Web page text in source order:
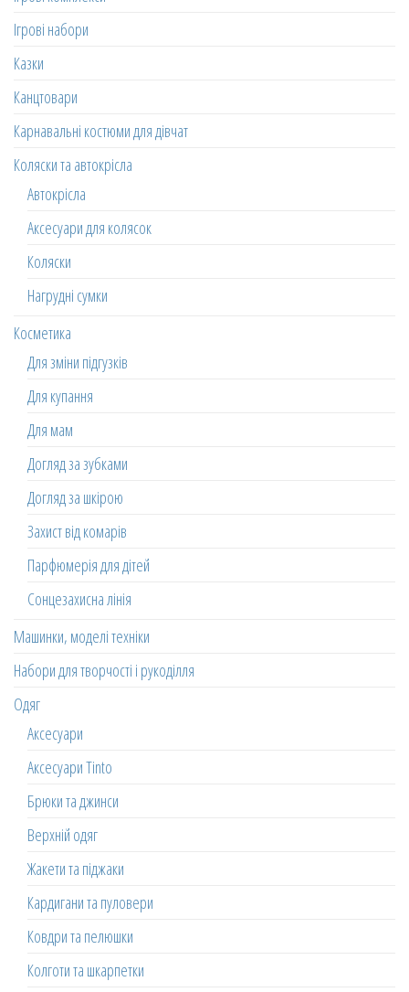
Ігрові набори
Казки
Канцтовари
Карнавальні костюми для дівчат
Коляски та автокрісла
Автокрісла
Аксесуари для колясок
Коляски
Нагрудні сумки
Косметика
Для зміни підгузків
Для купання
Для мам
Догляд за зубками
Догляд за шкірою
Захист від комарів
Парфюмерія для дітей
Сонцезахисна лінія
Машинки, моделі техніки
Набори для творчості і рукоділля
Одяг
Аксесуари
Аксесуари Tinto
Брюки та джинси
Верхній одяг
Жакети та піджаки
Кардигани та пуловери
Ковдри та пелюшки
Колготи та шкарпетки